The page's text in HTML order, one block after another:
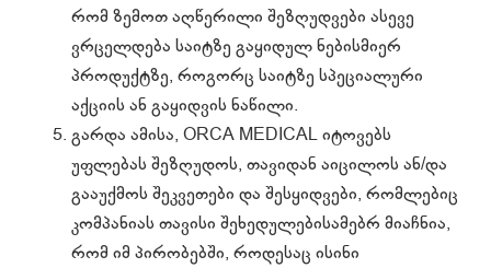
რომ ზემოთ აღწერილი შეზღუდვები ასევე
ვრცელდება საიტზე გაყიდულ ნებისმიერ
პროდუქტზე, როგორც საიტზე სპეციალური
აქციის ან გაყიდვის ნაწილი.
გარდა ამისა, ORCA MEDICAL იტოვებს
უფლებას შეზღუდოს, თავიდან აიცილოს ან/და
გააუქმოს შეკვეთები და შესყიდვები, რომლებიც
კომპანიას თავისი შეხედულებისამებრ მიაჩნია,
რომ იმ პირობებში, როდესაც ისინი